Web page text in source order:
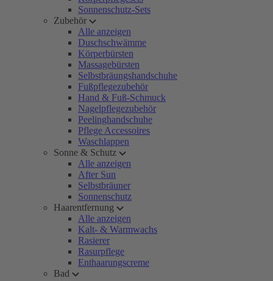
Sonnenschutz-Sets
Zubehör
Alle anzeigen
Duschschwämme
Körperbürsten
Massagebürsten
Selbstbräungshandschuhe
Fußpflegezubehör
Hand & Fuß-Schmuck
Nagelpflegezubehör
Peelinghandschuhe
Pflege Accessoires
Waschlappen
Sonne & Schutz
Alle anzeigen
After Sun
Selbstbräuner
Sonnenschutz
Haarentfernung
Alle anzeigen
Kalt- & Warmwachs
Rasierer
Rasurpflege
Enthaarungscreme
Bad